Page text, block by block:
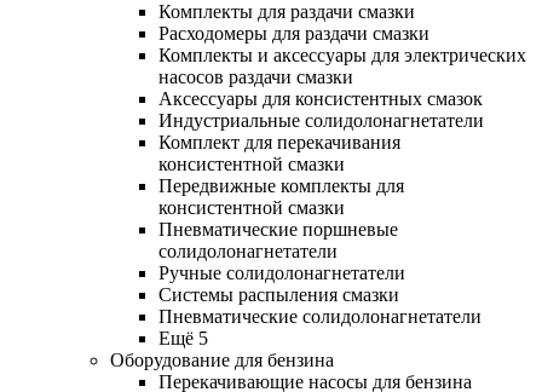
Комплекты для раздачи смазки
Расходомеры для раздачи смазки
Комплекты и аксессуары для электрических
насосов раздачи смазки
Аксессуары для консистентных смазок
Индустриальные солидолонагнетатели
Комплект для перекачивания
консистентной смазки
Передвижные комплекты для
консистентной смазки
Пневматические поршневые
солидолонагнетатели
Ручные солидолонагнетатели
Системы распыления смазки
Пневматические солидолонагнетатели
Ещё 5
Оборудование для бензина
Перекачивающие насосы для бензина